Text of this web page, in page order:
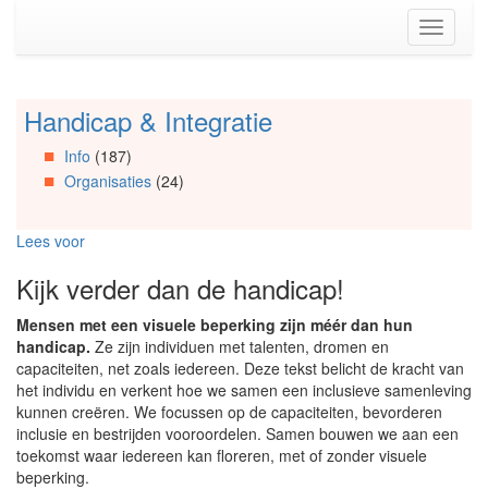
(Accesskey
Toggle
Spring
Artikels
Spring
Spring
Organisaties
Spring
naar
Social
media
Handicap & Integratie
Info (187)
Organisaties(24)
Lees voor
Kijk verder dan de handicap!
Mensen met een visuele beperking zijn méér dan hun
handicap. Ze zijn individuen met talenten, dromen en
capaciteiten, net zoals iedereen. Deze tekst belicht de kracht van
het individu en verkent hoe we samen een inclusieve samenleving
kunnen creëren. We focussen op de capaciteiten, bevorderen
inclusie en bestrijden vooroordelen. Samen bouwen we aan een
toekomst waar iedereen kan floreren, met of zonder visuele
beperking.